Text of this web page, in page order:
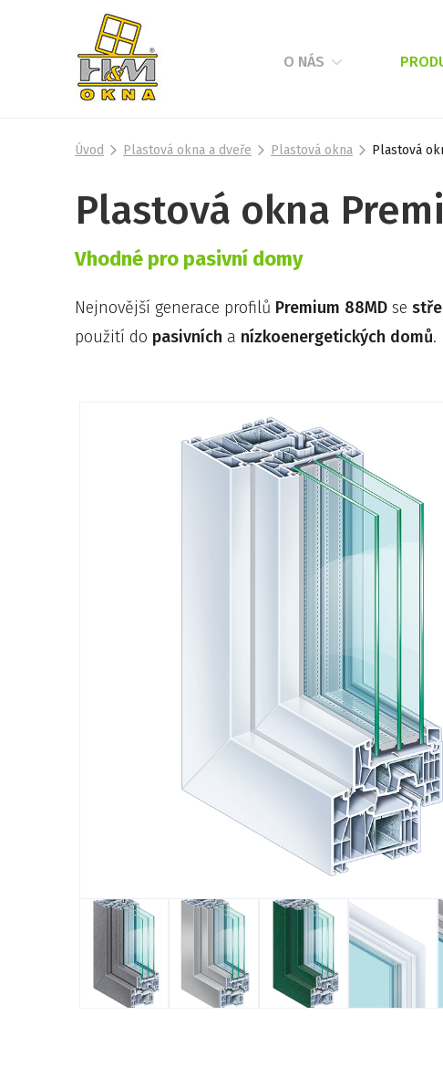
O NÁS
Úvod Plastová okna a dveře Plastová okna Plastová
Plastová okna
Vhodné pro pasivní domy
Nejnovější generace profilů Premium 88MD se
použití do pasivních a nízkoenergetických domů.